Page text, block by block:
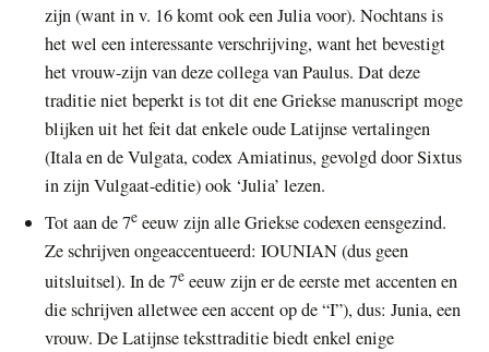
zijn (want in v. 16 komt ook een Julia voor). Nochtans is
het wel een interessante verschrijving, want het bevestigt
het vrouw-zijn van deze collega van Paulus. Dat deze
traditie niet beperkt is tot dit ene Griekse manuscript moge
blijken uit het feit dat enkele oude Latijnse vertalingen
(Itala en de Vulgata, codex Amiatinus, gevolgd door Sixtus
in zijn Vulgaat-editie) ook ‘Julia’ lezen.
Tot aan de 7eeeuw zijn alle Griekse codexen eensgezind.
Ze schrijven ongeaccentueerd: IOUNIAN (dus geen
uitsluitsel). In de 7eeeuw zijn er de eerste met accenten en
die schrijven alletwee een accent op de “I”), dus: Junia, een
vrouw. De Latijnse teksttraditie biedt enkel enige